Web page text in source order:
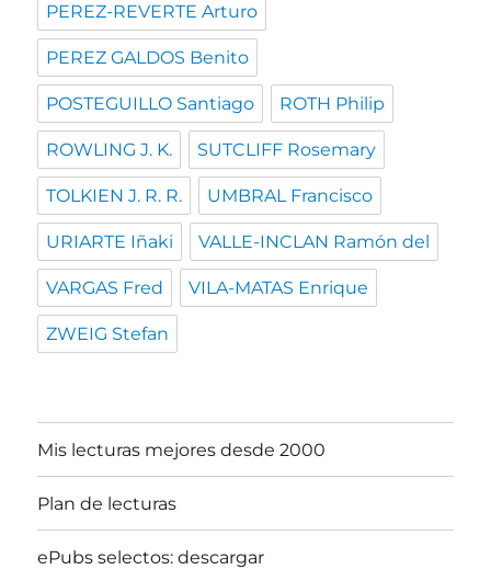
PEREZ-REVERTE Arturo
PEREZ GALDOS Benito
POSTEGUILLO Santiago ROTH Philip
ROWLING J. K. SUTCLIFF Rosemary
TOLKIEN J. R. R. UMBRAL Francisco
URIARTE Iñaki VALLE-INCLAN Ramón del
VARGAS Fred VILA-MATAS Enrique
ZWEIG Stefan
Mis lecturas mejores desde 2000
Plan de lecturas
ePubs selectos: descargar